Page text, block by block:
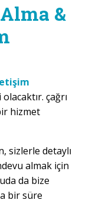
&
çağrı
hizmet
sizlerle detaylı
almak için
da bize
bir süre